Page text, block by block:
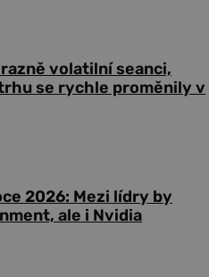
volatilní seanci,
se rychle proměnily v
2026: Mezi lídry by
ale i Nvidia